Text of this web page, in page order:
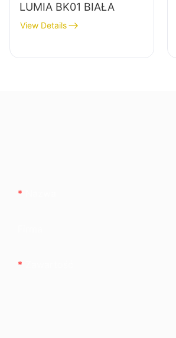
LUMIA BK01 BIAŁA
View Details